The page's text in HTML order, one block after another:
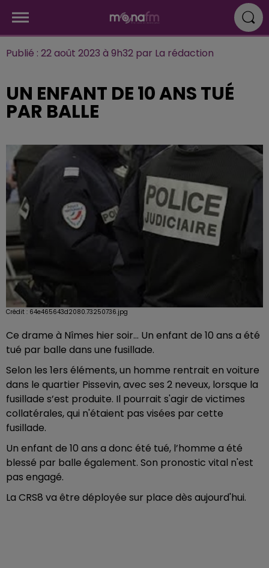
Publié : 22 août 2023 à 9h32 par La rédaction
UN ENFANT DE 10 ANS TUÉ
PAR BALLE
Crédit : 64e465643d2080.73250736.jpg
Ce drame à Nîmes hier soir... Un enfant de 10 ans a été
tué par balle dans une fusillade.
Selon les 1ers éléments, un homme rentrait en voiture
dans le quartier Pissevin, avec ses 2 neveux, lorsque la
fusillade s’est produite. Il pourrait s'agir de victimes
collatérales, qui n'étaient pas visées par cette
fusillade.
Un enfant de 10 ans a donc été tué, l’homme a été
blessé par balle également. Son pronostic vital n'est
pas engagé.
La CRS8 va être déployée sur place dès aujourd'hui.